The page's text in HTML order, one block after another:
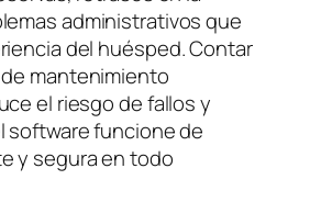
administrativos que
del huésped. Contar
mantenimiento
el riesgo de fallos y
software funcione de
y segura en todo